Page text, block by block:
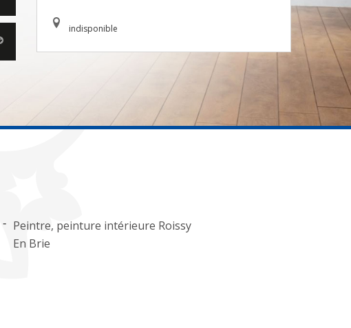
indisponible
Peintre, peinture intérieure Roissy
En Brie